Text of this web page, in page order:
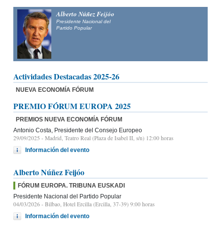
Alberto Núñez Feijóo
Presidente Nacional del
Partido Popular
Actividades Destacadas 2025-26
NUEVA ECONOMÍA FÓRUM
PREMIO FÓRUM EUROPA 2025
PREMIOS NUEVA ECONOMÍA FÓRUM
Antonio Costa, Presidente del Consejo Europeo
29/09/2025 - Madrid, Teatro Real (Plaza de Isabel II, s/n) 12:00 horas
Información del evento
Alberto Núñez Feijóo
FÓRUM EUROPA. TRIBUNA EUSKADI
Presidente Nacional del Partido Popular
04/03/2026 - Bilbao, Hotel Ercilla (Ercilla, 37-39) 9:00 horas
Información del evento